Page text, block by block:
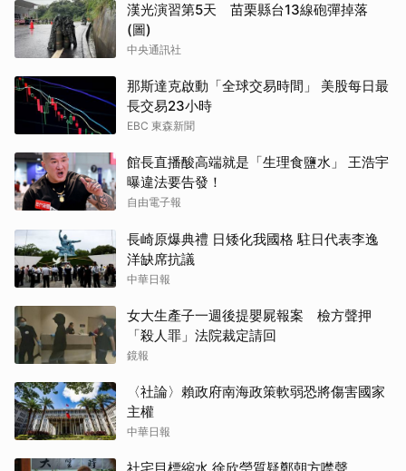
漢光演習第5天 苗栗縣台13線砲彈掉落
(圖)
中央通訊社
那斯達克啟動「全球交易時間」 美股每日最
長交易23小時
EBC 東森新聞
館長直播酸高端就是「生理食鹽水」 王浩宇
曝違法要告發！
自由電子報
長崎原爆典禮 日矮化我國格 駐日代表李逸
洋缺席抗議
中華日報
女大生產子一週後提嬰屍報案 檢方聲押
「殺人罪」法院裁定請回
鏡報
〈社論〉賴政府南海政策軟弱恐將傷害國家
主權
中華日報